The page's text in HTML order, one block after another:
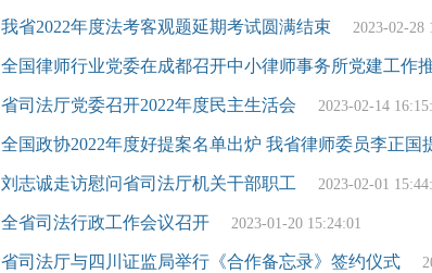
我省2022年度法考客观题延期考试圆满结束 2023-02-28
全国律师行业党委在成都召开中小律师事务所党建工作
省司法厅党委召开2022年度民主生活会 2023-02-14
全国政协2022年度好提案名单出炉 我省律师委员李正国
刘志诚走访慰问省司法厅机关干部职工 2023-02-01
全省司法行政工作会议召开 2023-01-20 15:24:01
省司法厅与四川证监局举行《合作备忘录》签约仪式